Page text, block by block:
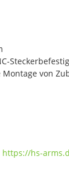
von
https://hs-